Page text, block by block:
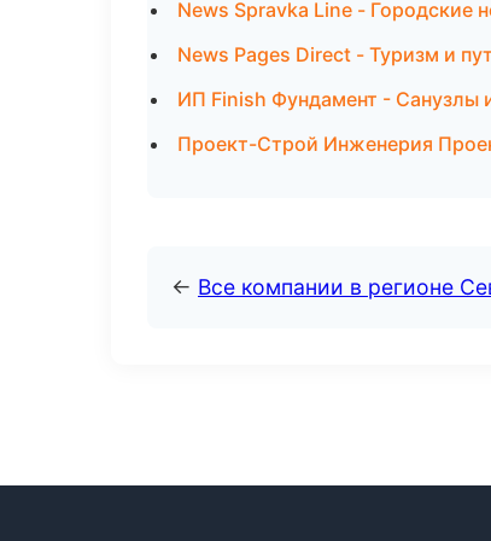
News Spravka Line - Городские
News Pages Direct - Туризм и
ИП Finish Фундамент - Санузлы
Проект-Строй Инженерия
← Все компании в регионе